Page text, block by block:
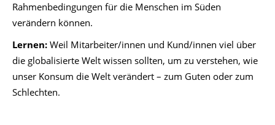
Rahmenbedingungen für die Menschen im Süden
verändern können.
Lernen: Weil Mitarbeiter/innen und Kund/innen viel über
die globalisierte Welt wissen sollten, um zu verstehen, wie
unser Konsum die Welt verändert – zum Guten oder zum
Schlechten.